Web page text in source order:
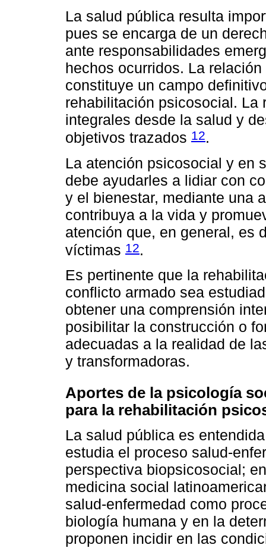
La salud pública resulta
pues se encarga de un
ante responsabilidades
hechos ocurridos. La
constituye un campo
rehabilitación psicosocial. La
integrales desde la salud y
objetivos trazados 12.
La atención psicosocial y en
debe ayudarles a lidiar con
y el bienestar, mediante una
contribuya a la vida y
atención que, en general, es
víctimas 12.
Es pertinente que la
conflicto armado sea
obtener una comprensión
posibilitar la construcción o
adecuadas a la realidad de
y transformadoras.
Aportes de la psicología
para la rehabilitación
La salud pública es
estudia el proceso salud-
perspectiva biopsicosocial;
medicina social
salud-enfermedad como
biología humana y en la
proponen incidir en las